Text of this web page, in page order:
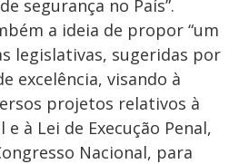
segurança no País”.
a ideia de propor “um
legislativas, sugeridas por
excelência, visando à
projetos relativos à
e à Lei de Execução Penal,
Nacional, para